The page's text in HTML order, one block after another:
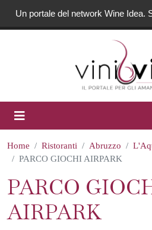
Un portale del network Wine Idea.
Home Ristoranti Abruzzo
PARCO GIOCHI AIRPARK
PARCO
AIRPARK